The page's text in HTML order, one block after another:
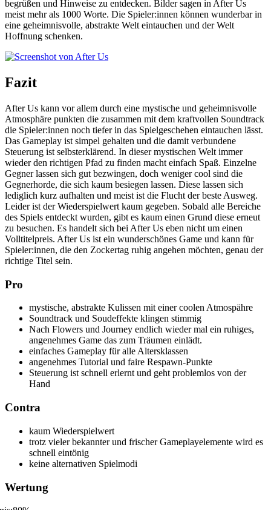
begrüßen und Hinweise zu entdecken. Bilder sagen in After Us
meist mehr als 1000 Worte. Die Spieler:innen können wunderbar in
eine geheimnisvolle, abstrakte Welt eintauchen und der Welt
Hoffnung schenken.
Fazit
After Us kann vor allem durch eine mystische und geheimnisvolle
Atmosphäre punkten die zusammen mit dem kraftvollen Soundtrack
die Spieler:innen noch tiefer in das Spielgeschehen eintauchen lässt.
Das Gameplay ist simpel gehalten und die damit verbundene
Steuerung ist selbsterklärend. In dieser mystischen Welt immer
wieder den richtigen Pfad zu finden macht einfach Spaß. Einzelne
Gegner lassen sich gut bezwingen, doch weniger cool sind die
Gegnerhorde, die sich kaum besiegen lassen. Diese lassen sich
lediglich kurz aufhalten und meist ist die Flucht der beste Ausweg.
Leider ist der Wiederspielwert kaum gegeben. Sobald alle Bereiche
des Spiels entdeckt wurden, gibt es kaum einen Grund diese erneut
zu besuchen. Es handelt sich bei After Us eben nicht um einen
Volltitelpreis. After Us ist ein wunderschönes Game und kann für
Spieler:innen, die den Zockertag ruhig angehen möchten, genau der
richtige Titel sein.
Pro
mystische, abstrakte Kulissen mit einer coolen Atmospähre
Soundtrack und Soudeffekte klingen stimmig
Nach Flowers und Journey endlich wieder mal ein ruhiges,
angenehmes Game das zum Träumen einlädt.
einfaches Gameplay für alle Altersklassen
angenehmes Tutorial und faire Respawn-Punkte
Steuerung ist schnell erlernt und geht problemlos von der
Hand
Contra
kaum Wiederspielwert
trotz vieler bekannter und frischer Gameplayelemente wird es
schnell eintönig
keine alternativen Spielmodi
Wertung